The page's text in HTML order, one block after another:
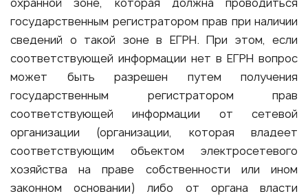
государственным регистратором прав при наличии
сведений о такой зоне в ЕГРН. При этом, если
соответствующей информации нет в ЕГРН вопрос
может быть разрешен путем получения
государственным регистратором прав
соответствующей информации от сетевой
организации (организации, которая владеет
соответствующим объектом электросетевого
хозяйства на праве собственности или ином
законном основании) либо от органа власти